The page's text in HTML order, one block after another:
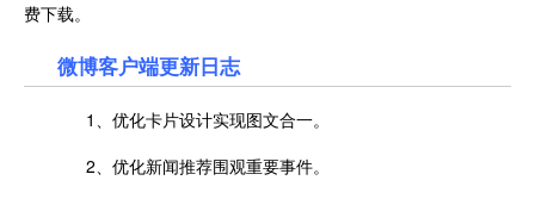
费下载。
微博客户端更新日志
1、优化卡片设计实现图文合一。
2、优化新闻推荐围观重要事件。